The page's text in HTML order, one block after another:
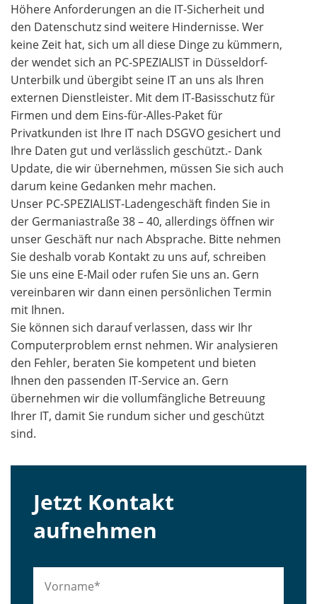
Höhere Anforderungen an die IT-Sicherheit und
den Datenschutz sind weitere Hindernisse. Wer
keine Zeit hat, sich um all diese Dinge zu kümmern,
der wendet sich an PC-SPEZIALIST in Düsseldorf-
Unterbilk und übergibt seine IT an uns als Ihren
externen Dienstleister. Mit dem IT-Basisschutz für
Firmen und dem Eins-für-Alles-Paket für
Privatkunden ist Ihre IT nach DSGVO gesichert und
Ihre Daten gut und verlässlich geschützt.- Dank
Update, die wir übernehmen, müssen Sie sich auch
darum keine Gedanken mehr machen.
Unser PC-SPEZIALIST-Ladengeschäft finden Sie in
der Germaniastraße 38 – 40, allerdings öffnen wir
unser Geschäft nur nach Absprache. Bitte nehmen
Sie deshalb vorab Kontakt zu uns auf, schreiben
Sie uns eine E-Mail oder rufen Sie uns an. Gern
vereinbaren wir dann einen persönlichen Termin
mit Ihnen.
Sie können sich darauf verlassen, dass wir Ihr
Computerproblem ernst nehmen. Wir analysieren
den Fehler, beraten Sie kompetent und bieten
Ihnen den passenden IT-Service an. Gern
übernehmen wir die vollumfängliche Betreuung
Ihrer IT, damit Sie rundum sicher und geschützt
sind.
Jetzt Kontakt
aufnehmen